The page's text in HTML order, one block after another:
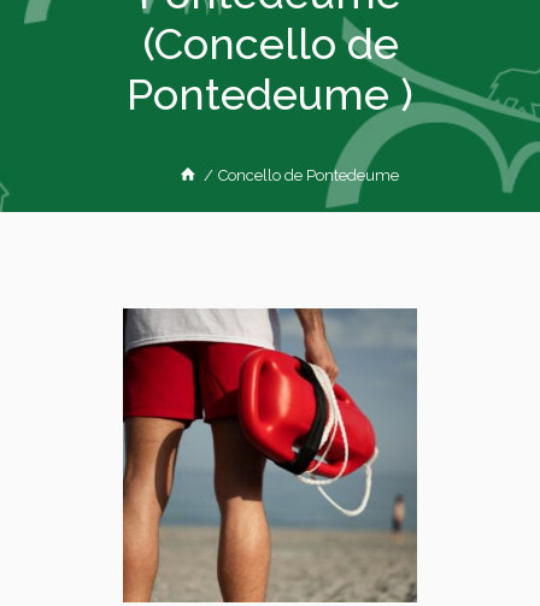
(Concello de
Pontedeume )
/ Concello de Pontedeume